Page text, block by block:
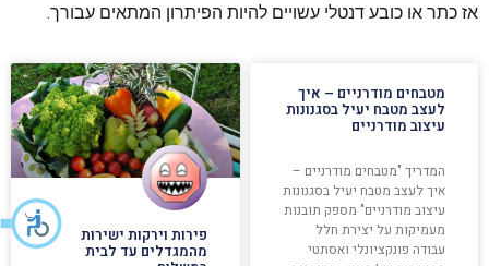
אז כתר או כובע דנטלי עשויים להיות הפיתרון המתאים עבורך.​
מטבחים מודרניים – איך
לעצב מטבח יעיל בסגנונות
עיצוב מודרניים
המדריך "מטבחים מודרניים –
איך לעצב מטבח יעיל בסגנונות
עיצוב מודרניים" מספק תובנות
מעמיקות על יצירת חלל
עבודה פונקציונלי ואסתטי
פירות וירקות ישירות
מהמגדלים עד לבית